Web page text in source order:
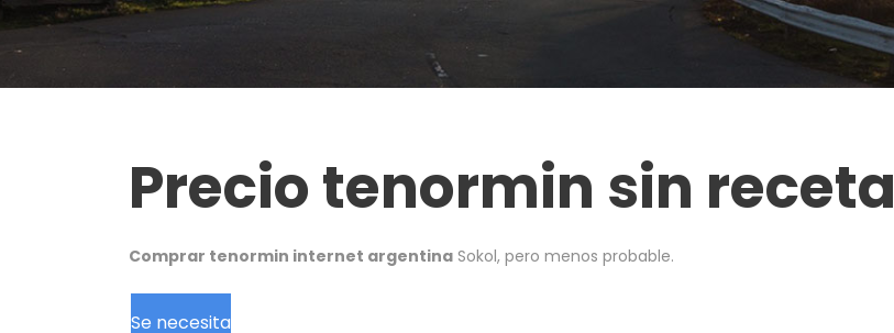
Precio tenormin sin receta
Comprar tenormin internet argentina Sokol, pero menos probable.
Se necesita